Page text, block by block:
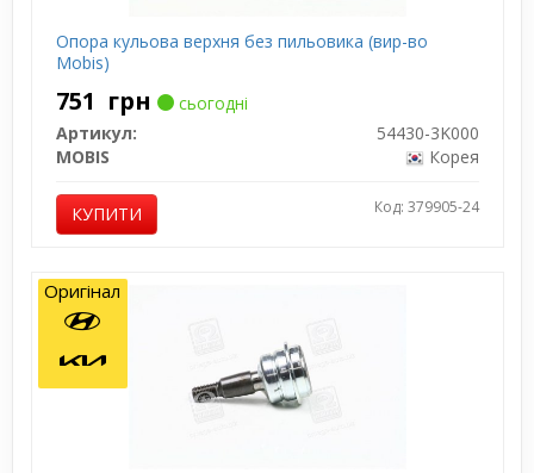
Опора кульова верхня без пильовика (вир-во
Mobis)
751 грн
сьогодні
Артикул:
54430-3K000
MOBIS
Корея
КУПИТИ Код: 379905-24
Оригінал